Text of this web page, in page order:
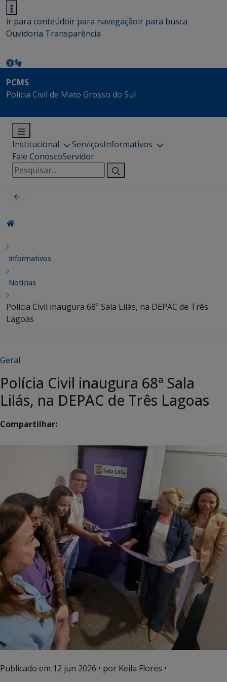
ir para conteúdoir para navegaçãoir para busca
Ouvidoria Transparência
PCMS
Polícia Civil de Mato Grosso do Sul
Institucional ServiçosInformativos
Fale ConoscoServidor
Pesquisar
por:
Informativos
Notícias
Polícia Civil inaugura 68ª Sala Lilás, na DEPAC de Três
Lagoas
Geral
Polícia Civil inaugura 68ª Sala
Lilás, na DEPAC de Três Lagoas
Compartilhar:
Publicado em 12 jun 2026 • por Keila Flores •